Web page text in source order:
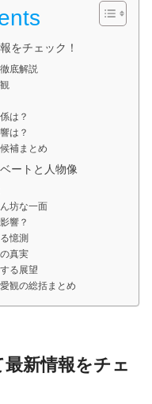
をチェック！
底解説
は？
は？
補まとめ
ートと人物像
坊な一面
響？
憶測
真実
る展望
観の総括まとめ
新情報をチェ